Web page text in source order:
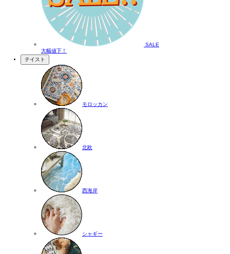
SALE
大幅値下！
テイスト
モロッカン
北欧
西海岸
シャギー